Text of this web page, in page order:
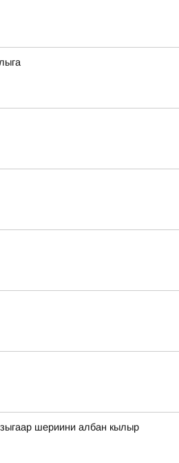
шериини албан кылыр